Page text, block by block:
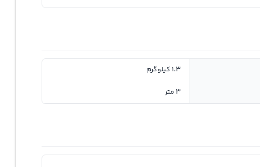
1.3 کیلوگرم
3 متر